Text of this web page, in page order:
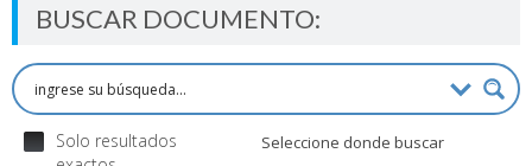
BUSCAR DOCUMENTO:
Solo resultados
Seleccione donde buscar